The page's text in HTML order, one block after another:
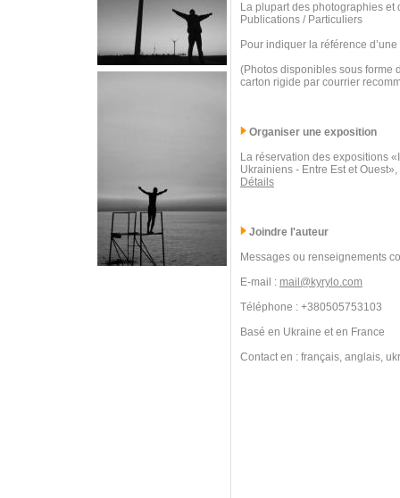
La plupart des photographies
Publications / Particuliers
Pour indiquer la référence
(Photos disponibles sous forme
carton rigide par courrier
Organiser une exposition
La réservation des expositions
Ukrainiens - Entre Est et
Détails
Joindre l'auteur
Messages ou renseignements
E-mail : mail@kyrylo.com
Téléphone : +380505753103
Basé en Ukraine et en France
Contact en : français, anglais,